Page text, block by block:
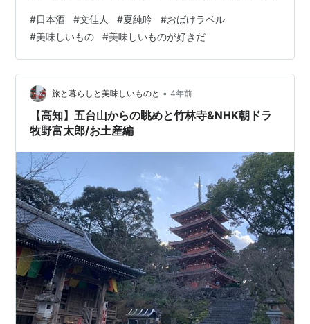
飲んでいられそうだ。 控えていた外食だが、 ぼちぼち出
掛け始めている。 家飲みの楽さに慣れきってしまったが
出掛てみると、外食の良さを しみじみ感じる。こんな時
心のなかで呟くのは、 本物の何者である海原雄山氏のこ
とばだ。私は、ぜいたくが好きな男だ。 美味しいものが
好きな男だ。家…
#日本酒 #文佳人 #夏純吟 #おばけラベル
#美味しいもの #美味しいものが好きだ
旅と暮らしと美味しいものと • 4年前
【高知】五台山からの眺めと竹林寺&NHK朝ドラ
牧野富太郎/お土産編